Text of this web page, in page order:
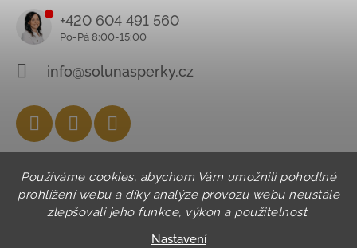
Používáme cookies, abychom Vám umožnili pohodlné
prohlížení webu a díky analýze provozu webu neustále
zlepšovali jeho funkce, výkon a použitelnost.
Nastavení
+420 604 491 560
info@solunasperky.cz